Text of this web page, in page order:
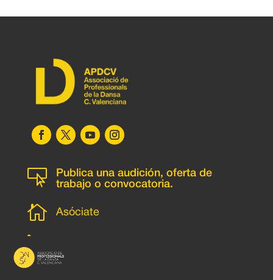

Publica una audición, oferta de
trabajo o convocatoria.
 Asóciate
l